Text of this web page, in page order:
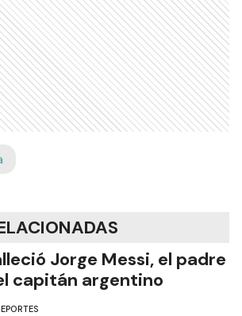
Jorge Messi, el padre
capitán argentino